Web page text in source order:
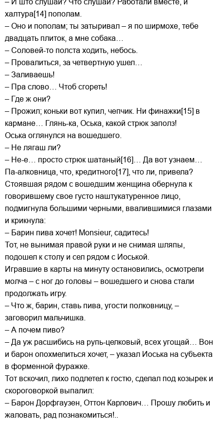
– И што слушай? Что слушай? Работали вместе, и
халтура[14] пополам.
– Оно и пополам; ты затыривал – я по ширмохе, тебе
двадцать плиток, а мне собака…
– Соловей-то полста ходить, небось.
– Провалиться, за четвертную ушел…
– Заливаешь!
– Пра слово… Чтоб сгореть!
– Где ж они?
– Прожил; коньки вот купил, чепчик. Ни финажки[15] в
кармане… Глянь-ка, Оська, какой стрюк заполз!
Оська оглянулся на вошедшего.
– Не лягаш ли?
– Не-е… просто стрюк шатаный[16]… Да вот узнаем…
Па-алковница, что, кредитного[17], что ли, привела?
Стоявшая рядом с вошедшим женщина обернула к
говорившему свое густо наштукатуренное лицо,
подмигнула большими черными, ввалившимися глазами
и крикнула:
– Барин пива хочет! Monsieur, садитесь!
Тот, не вынимая правой руки и не снимая шляпы,
подошел к столу и сел рядом с Иоськой.
Игравшие в карты на минуту остановились, осмотрели
молча – с ног до головы – вошедшего и снова стали
продолжать игру.
– Что ж, барин, ставь пива, угости полковницу, –
заговорил мальчишка.
– А почем пиво?
– Да уж расшибись на рупь-целковый, всех угощай… Вон
и барон опохмелиться хочет, – указал Иоська на субъекта
в форменной фуражке.
Тот вскочил, лихо подлетел к гостю, сделал под козырек и
скороговоркой выпалил:
– Барон Дорфгаузен, Оттон Карлович… Прошу любить и
жаловать, рад познакомиться!..